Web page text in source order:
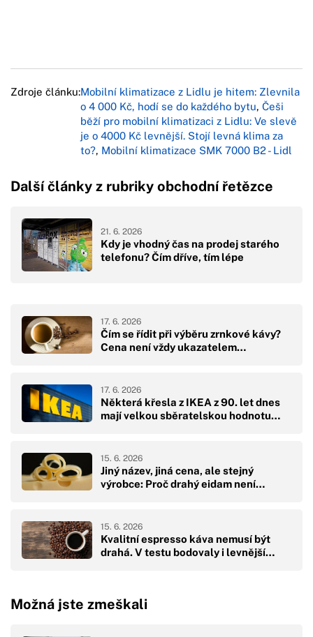
Zdroje článku:Mobilní klimatizace z Lidlu je hitem: Zlevnila
o 4 000 Kč, hodí se do každého bytu, Češi
běží pro mobilní klimatizaci z Lidlu: Ve slevě
je o 4000 Kč levnější. Stojí levná klima za
to?, Mobilní klimatizace SMK 7000 B2 - Lidl
Další články z rubriky obchodní řetězce
Kdy je vhodný čas na prodej starého
telefonu? Čím dříve, tím lépe
21. 6. 2026
Čím se řídit při výběru zrnkové kávy?
Cena není vždy ukazatelem…
17. 6. 2026
Některá křesla z IKEA z 90. let dnes
mají velkou sběratelskou hodnotu…
17. 6. 2026
Jiný název, jiná cena, ale stejný
výrobce: Proč drahý eidam není…
15. 6. 2026
Kvalitní espresso káva nemusí být
drahá. V testu bodovaly i levnější…
15. 6. 2026
Možná jste zmeškali